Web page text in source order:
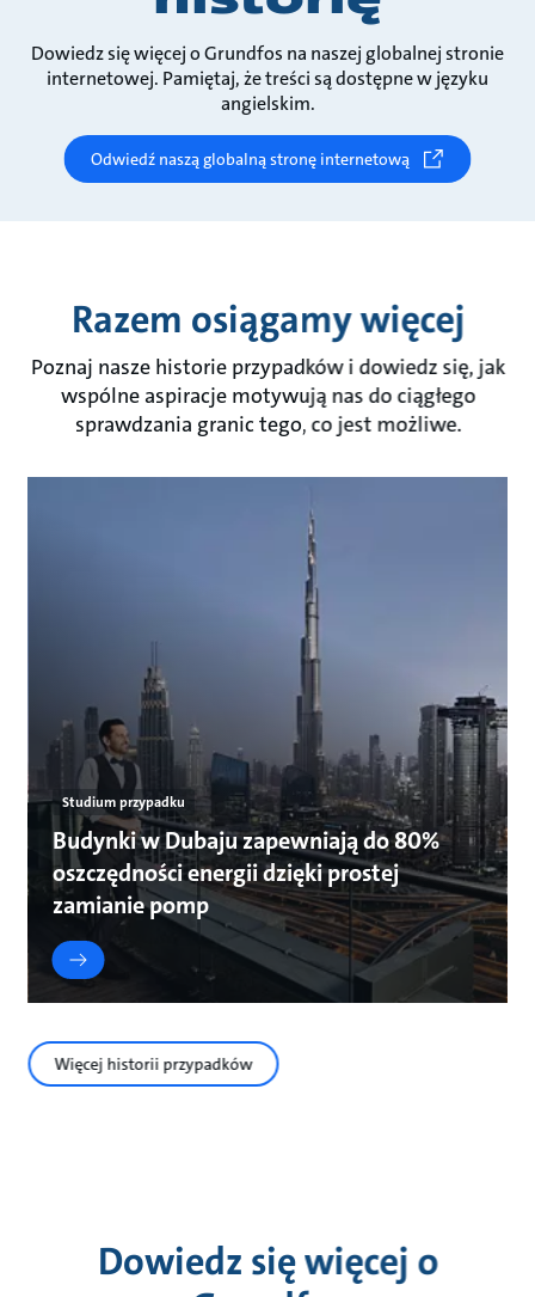
Dowiedz się więcej o Grundfos na naszej globalnej stronie
internetowej. Pamiętaj, że treści są dostępne w języku
angielskim.
Odwiedź naszą globalną stronę internetową
Razem osiągamy więcej
Poznaj nasze historie przypadków i dowiedz się, jak
wspólne aspiracje motywują nas do ciągłego
sprawdzania granic tego, co jest możliwe.
Studium przypadku
Budynki w Dubaju zapewniają do 80%
oszczędności energii dzięki prostej
zamianie pomp
Więcej historii przypadków
Dowiedz się więcej o